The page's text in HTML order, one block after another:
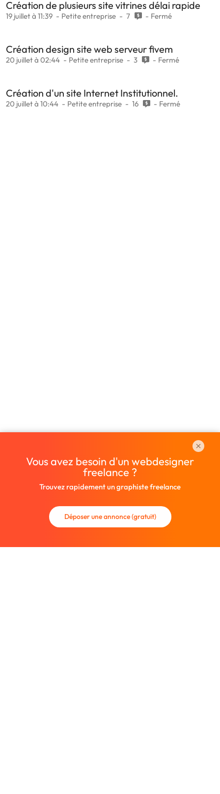
Création de plusieurs site vitrines délai rapide
19 juillet à 11:39 Petite entreprise 7 Fermé
Création design site web serveur fivem
20 juillet à 02:44 Petite entreprise 3 Fermé
Création d'un site Internet Institutionnel.
20 juillet à 10:44 Petite entreprise 16 Fermé
Vous avez besoin d'un webdesigner
freelance ?
Trouvez rapidement un graphiste freelance
Déposer une annonce (gratuit)